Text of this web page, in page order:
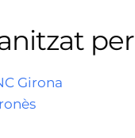
per
Girona